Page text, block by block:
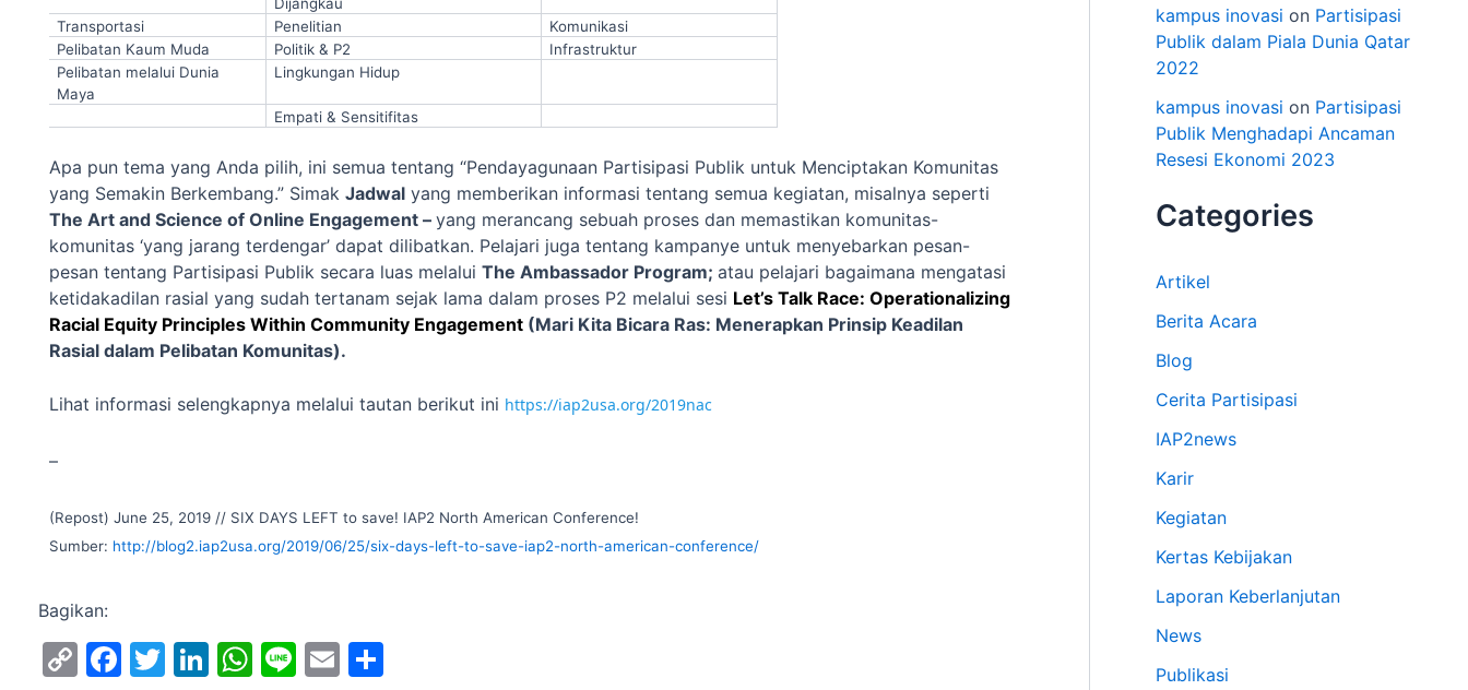
Transportasi Penelitian
Komunikasi
Pelibatan Kaum Muda
Politik & P2
Infrastruktur
Pelibatan melalui Dunia
Maya
Lingkungan Hidup
Empati & Sensitifitas
Apa pun tema yang Anda pilih, ini semua tentang “Pendayagunaan Partisipasi Publik untuk Menciptakan Komunitas
yang Semakin Berkembang.” Simak Jadwal yang memberikan informasi tentang semua kegiatan, misalnya seperti
The Art and Science of Online Engagement ­– yang merancang sebuah proses dan memastikan komunitas-
komunitas ‘yang jarang terdengar’ dapat dilibatkan. Pelajari juga tentang kampanye untuk menyebarkan pesan-
pesan tentang Partisipasi Publik secara luas melalui The Ambassador Program; atau pelajari bagaimana mengatasi
ketidakadilan rasial yang sudah tertanam sejak lama dalam proses P2 melalui sesi Let’s Talk Race: Operationalizing
Racial Equity Principles Within Community Engagement (Mari Kita Bicara Ras: Menerapkan Prinsip Keadilan
Rasial dalam Pelibatan Komunitas).
Lihat informasi selengkapnya melalui tautan berikut ini https://iap2usa.org/2019nac
–
(Repost) June 25, 2019 // SIX DAYS LEFT to save! IAP2 North American Conference!
Sumber: http://blog2.iap2usa.org/2019/06/25/six-days-left-to-save-iap2-north-american-conference/
Bagikan:
C
F
T
Li W Li E
kampus inovasi on Partisipasi
Publik dalam Piala Dunia Qatar
2022
kampus inovasi on Partisipasi
Publik Menghadapi Ancaman
Resesi Ekonomi 2023
Categories
Artikel
Berita Acara
Blog
Cerita Partisipasi
IAP2news
Karir
Kegiatan
Kertas Kebijakan
Laporan Keberlanjutan
News
Publikasi